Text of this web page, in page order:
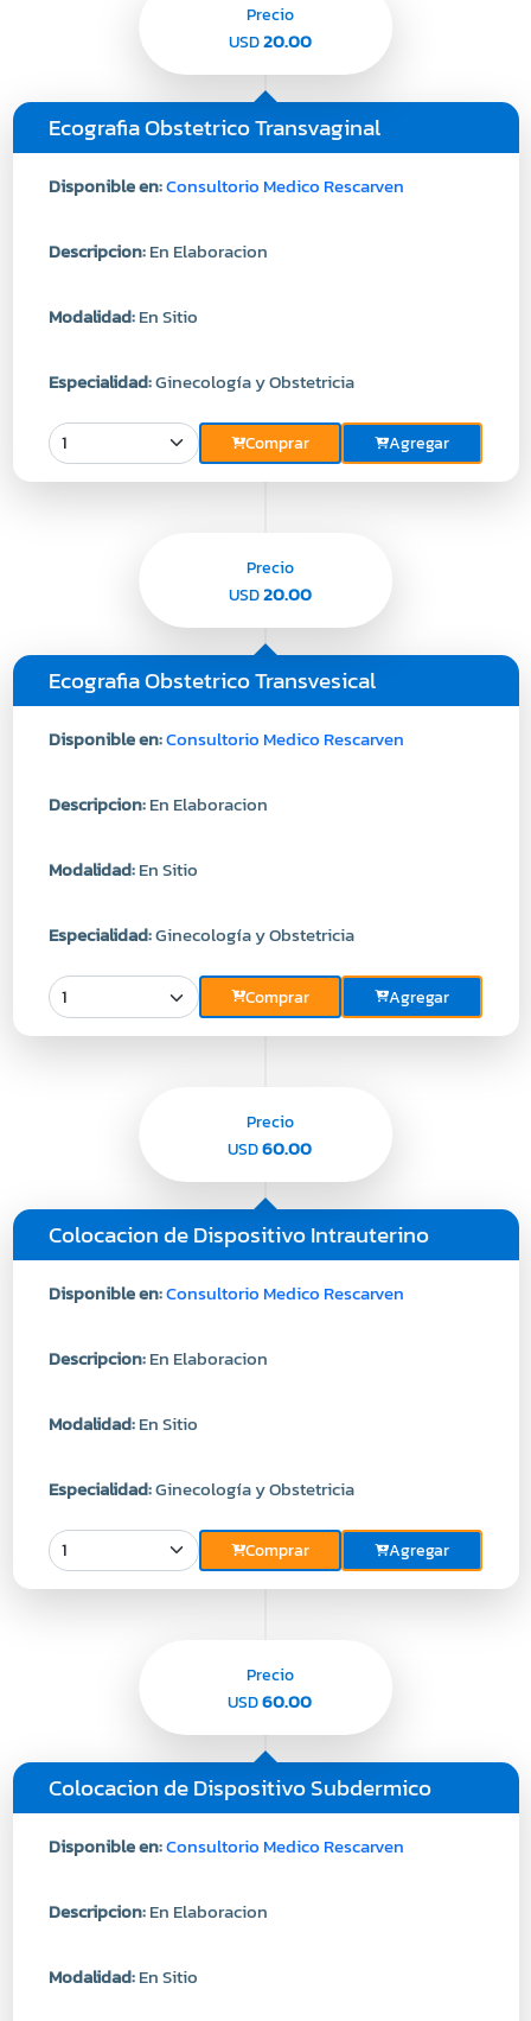
Ecografia Obstetrico Transvaginal
Disponible en:Consultorio Medico Rescarven
Descripcion:En Elaboracion
Modalidad:En Sitio
Especialidad:Ginecología y Obstetricia
Comprar Agregar
Precio
USD20.00
Ecografia Obstetrico Transvesical
Disponible en:Consultorio Medico Rescarven
Descripcion:En Elaboracion
Modalidad:En Sitio
Especialidad:Ginecología y Obstetricia
Comprar Agregar
Precio
USD20.00
Colocacion de Dispositivo Intrauterino
Disponible en:Consultorio Medico Rescarven
Descripcion:En Elaboracion
Modalidad:En Sitio
Especialidad:Ginecología y Obstetricia
Comprar Agregar
Precio
USD60.00
Colocacion de Dispositivo Subdermico
Disponible en:Consultorio Medico Rescarven
Descripcion:En Elaboracion
Modalidad:En Sitio
Precio
USD60.00